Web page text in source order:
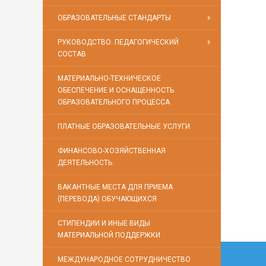
ОБРАЗОВАТЕЛЬНЫЕ СТАНДАРТЫ
РУКОВОДСТВО. ПЕДАГОГИЧЕСКИЙ
СОСТАВ
МАТЕРИАЛЬНО-ТЕХНИЧЕСКОЕ
ОБЕСПЕЧЕНИЕ И ОСНАЩЕННОСТЬ
ОБРАЗОВАТЕЛЬНОГО ПРОЦЕССА
ПЛАТНЫЕ ОБРАЗОВАТЕЛЬНЫЕ УСЛУГИ
ФИНАНСОВО-ХОЗЯЙСТВЕННАЯ
ДЕЯТЕЛЬНОСТЬ
ВАКАНТНЫЕ МЕСТА ДЛЯ ПРИЕМА
(ПЕРЕВОДА) ОБУЧАЮЩИХСЯ
СТИПЕНДИИ И ИНЫЕ ВИДЫ
МАТЕРИАЛЬНОЙ ПОДДЕРЖКИ
МЕЖДУНАРОДНОЕ СОТРУДНИЧЕСТВО